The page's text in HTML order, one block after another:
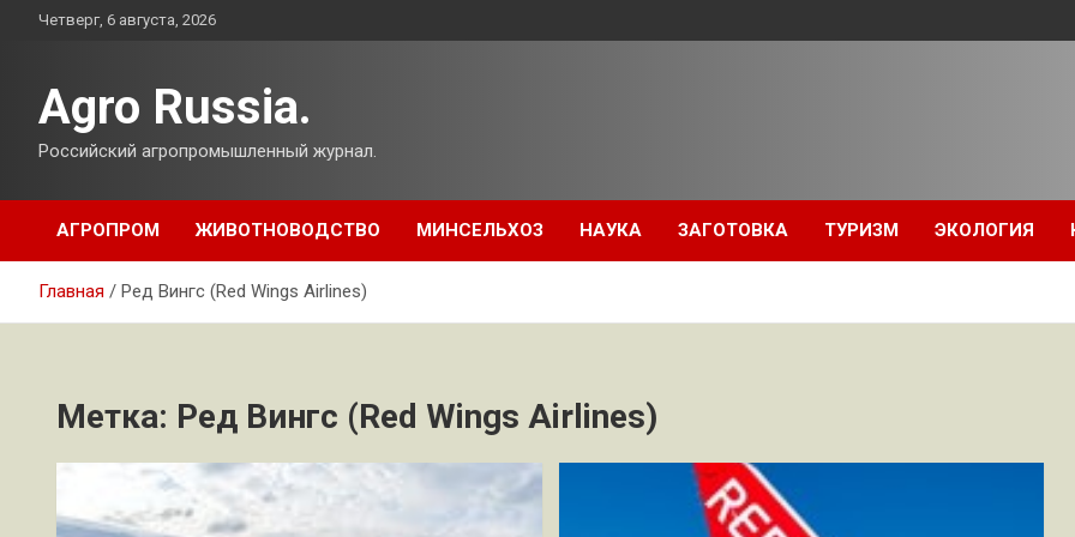
ПерейтиЧетверг, 6 августа, 2026
Agro Russia.
Российский агропромышленный журнал.
АГРОПРОМ ЖИВОТНОВОДСТВО МИНСЕЛЬХОЗ НАУКА ЗАГОТОВКА ТУРИЗМ ЭКОЛОГИЯ
Главная Ред Вингс (Red Wings Airlines)
Метка: Ред Вингс (Red Wings Airlines)